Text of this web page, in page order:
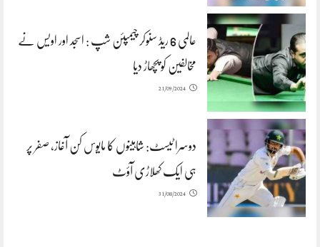
عالمی 6 ریڈ سنوکر چیمپئن شپ : اسجد اور اویس نے
مخالفین کو پچھاڑ دیا
21/09/2024
دوسرا ٹیسٹ: شاہینوں کا مایوس کن آغاز، صفر پر
ہی ایک کھلاڑی آؤٹ
31/08/2024